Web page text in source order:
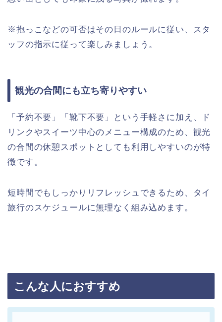
※抱っこなどの可否はその日のルールに従い、スタ
ッフの指示に従って楽しみましょう。
観光の合間にも立ち寄りやすい
「予約不要」「靴下不要」という手軽さに加え、ド
リンクやスイーツ中心のメニュー構成のため、観光
の合間の休憩スポットとしても利用しやすいのが特
徴です。
短時間でもしっかりリフレッシュできるため、タイ
旅行のスケジュールに無理なく組み込めます。
こんな人におすすめ